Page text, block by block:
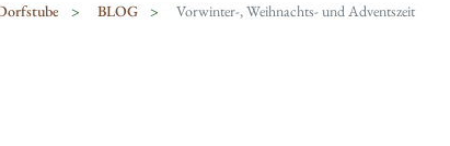
BLOG Vorwinter-, Weihnachts- und Adventszeit